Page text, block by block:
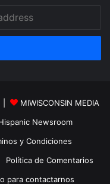
|
MIWISCONSIN MEDIA
Newsroom
y Condiciones
Política de Comentarios
para contactarnos